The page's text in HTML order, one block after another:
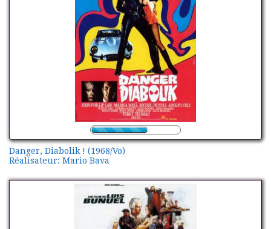
Danger, Diabolik ! (1968/Vo)
Réalisateur: Mario Bava